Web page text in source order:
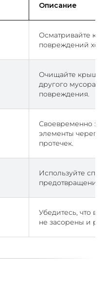
Описание
Осматривайте
повреждений
Очищайте крышу
другого мусора,
повреждения.
Своевременно
элементы
протечек.
Используйте
предотвращения
Убедитесь, что
не засорены и